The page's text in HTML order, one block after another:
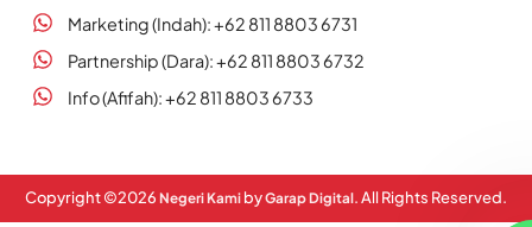
Marketing (Indah): +62 811 8803 6731
Partnership (Dara): +62 811 8803 6732
Info (Afifah): +62 811 8803 6733
Copyright ©2026 Negeri Kami byGarap Digital. All Rights Reserved.